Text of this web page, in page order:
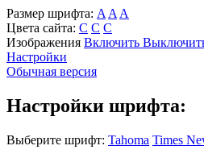
Размер шрифта: A A A
Цвета сайта: С С С
Изображения Включить
Настройки
Обычная версия
Настройки шрифта:
Выберите шрифт: Tahoma Times